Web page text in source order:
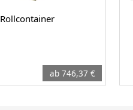
Rollcontainer
ab 746,37 €